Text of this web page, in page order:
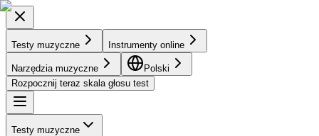
Testy muzyczne Instrumenty online
Narzędzia muzyczne
Polski
Rozpocznij teraz skala głosu test
Testy muzyczne